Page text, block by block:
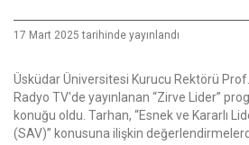
17 Mart 2025 tarihinde yayınlandı
Üsküdar Üniversitesi Kurucu Rektörü
Radyo TV'de yayınlanan “Zirve Lider”
konuğu oldu. Tarhan, “Esnek ve Kararlı
(SAV)” konusuna ilişkin